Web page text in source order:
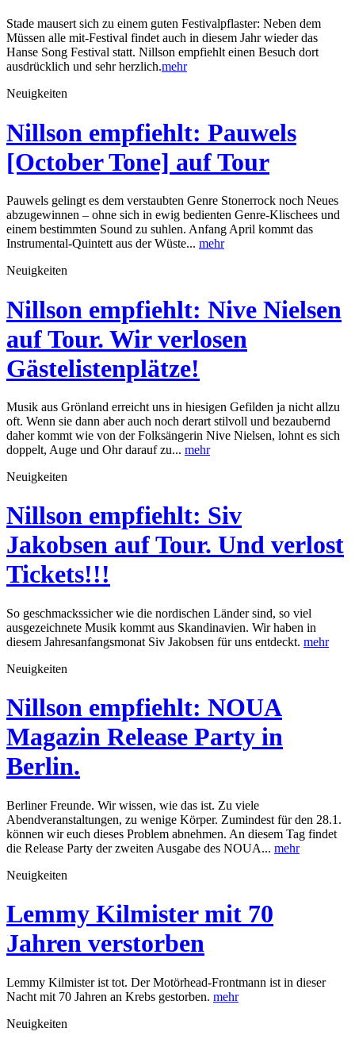
Stade mausert sich zu einem guten Festivalpflaster: Neben dem
Müssen alle mit-Festival findet auch in diesem Jahr wieder das
Hanse Song Festival statt. Nillson empfiehlt einen Besuch dort
ausdrücklich und sehr herzlich.mehr
Neuigkeiten
Nillson empfiehlt: Pauwels
[October Tone] auf Tour
Pauwels gelingt es dem verstaubten Genre Stonerrock noch Neues
abzugewinnen – ohne sich in ewig bedienten Genre-Klischees und
einem bestimmten Sound zu suhlen. Anfang April kommt das
Instrumental-Quintett aus der Wüste... mehr
Neuigkeiten
Nillson empfiehlt: Nive Nielsen
auf Tour. Wir verlosen
Gästelistenplätze!
Musik aus Grönland erreicht uns in hiesigen Gefilden ja nicht allzu
oft. Wenn sie dann aber auch noch derart stilvoll und bezaubernd
daher kommt wie von der Folksängerin Nive Nielsen, lohnt es sich
doppelt, Auge und Ohr darauf zu... mehr
Neuigkeiten
Nillson empfiehlt: Siv
Jakobsen auf Tour. Und verlost
Tickets!!!
So geschmackssicher wie die nordischen Länder sind, so viel
ausgezeichnete Musik kommt aus Skandinavien. Wir haben in
diesem Jahresanfangsmonat Siv Jakobsen für uns entdeckt. mehr
Neuigkeiten
Nillson empfiehlt: NOUA
Magazin Release Party in
Berlin.
Berliner Freunde. Wir wissen, wie das ist. Zu viele
Abendveranstaltungen, zu wenige Körper. Zumindest für den 28.1.
können wir euch dieses Problem abnehmen. An diesem Tag findet
die Release Party der zweiten Ausgabe des NOUA... mehr
Neuigkeiten
Lemmy Kilmister mit 70
Jahren verstorben
Lemmy Kilmister ist tot. Der Motörhead-Frontmann ist in dieser
Nacht mit 70 Jahren an Krebs gestorben. mehr
Neuigkeiten